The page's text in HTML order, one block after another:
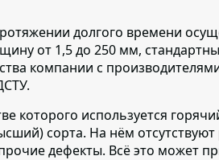
долгого времени
от 1,5 до 250 мм,
компании с
которого используется
сорта. На нём
дефекты. Всё это может